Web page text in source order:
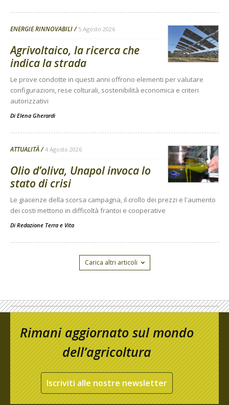
ENERGIE RINNOVABILI 5 Agosto 2026
Agrivoltaico, la ricerca che
indica la strada
Le prove condotte in questi anni offrono elementi per valutare
configurazioni, rese colturali, sostenibilità economica e criteri
autorizzativi
Di Elena Gherardi
ATTUALITÀ 4 Agosto 2026
Olio d’oliva, Unapol invoca lo
stato di crisi
Le giacenze della scorsa campagna, il crollo dei prezzi e l'aumento
dei costi mettono in difficoltà frantoi e cooperative
Di Redazione Terra e Vita
Carica altri articoli
Rimani aggiornato sul mondo
dell’agricoltura
Iscriviti alle nostre newsletter